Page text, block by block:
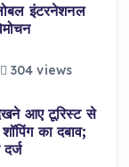
इंटरनेशनल
304 views
आए टूरिस्ट से
का दबाव;